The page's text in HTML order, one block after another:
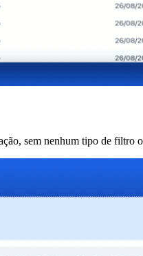
sem nenhum tipo de filtro